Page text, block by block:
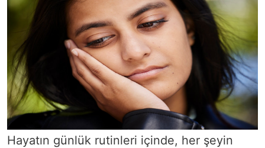
Hayatın günlük rutinleri içinde, her şeyin